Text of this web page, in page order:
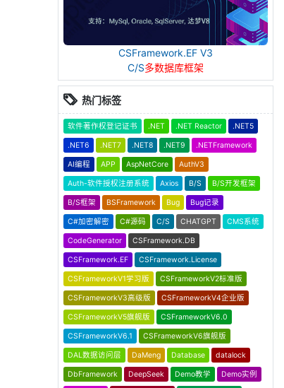
CSFramework.EF V3
C/S多数据库框架
热门标签
软件著作权登记证书 .NET .NET Reactor .NET5
.NET6 .NET7 .NET8 .NET9 .NETFramework
AI编程 APP AspNetCore AuthV3
Auth-软件授权注册系统 Axios B/S B/S开发框架
B/S框架 BSFramework Bug Bug记录
C#加密解密 C#源码 C/S CHATGPT CMS系统
CodeGenerator CSFramework.DB
CSFramework.EF CSFramework.License
CSFrameworkV1学习版 CSFrameworkV2标准版
CSFrameworkV3高级版 CSFrameworkV4企业版
CSFrameworkV5旗舰版 CSFrameworkV6.0
CSFrameworkV6.1 CSFrameworkV6旗舰版
DAL数据访问层 DaMeng Database datalock
DbFramework DeepSeek Demo教学 Demo实例